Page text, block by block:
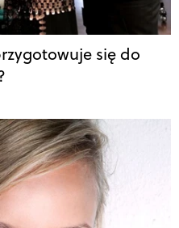
się do